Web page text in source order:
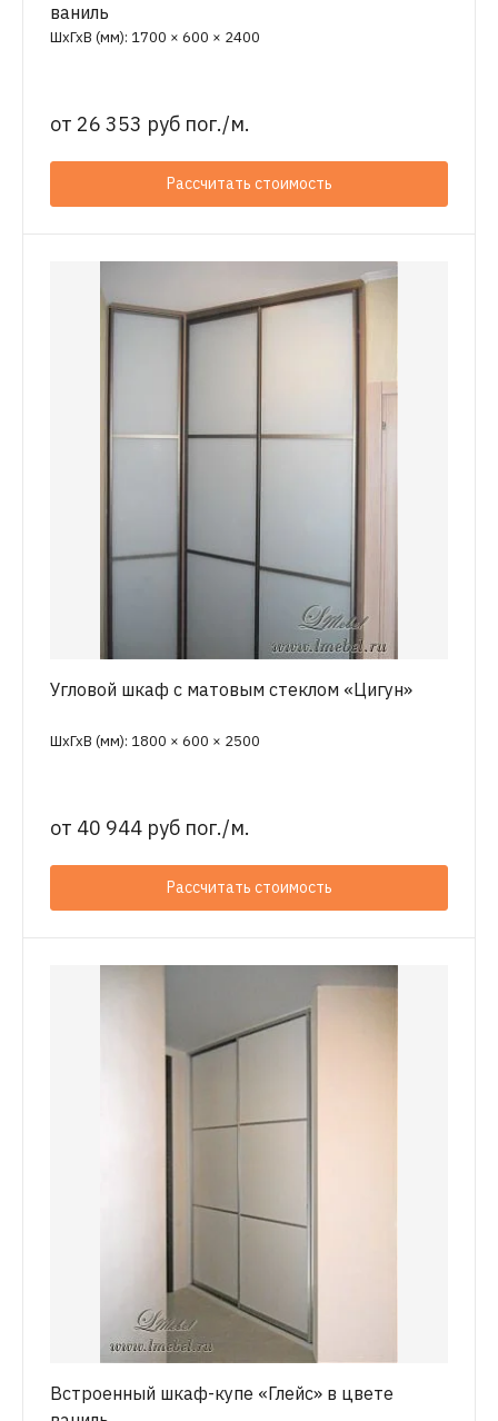
ваниль
ШхГхВ (мм): 1700 × 600 × 2400
от 26 353 руб пог./м.
Рассчитать стоимость
Угловой шкаф с матовым стеклом «Цигун»
ШхГхВ (мм): 1800 × 600 × 2500
от 40 944 руб пог./м.
Рассчитать стоимость
Встроенный шкаф-купе «Глейс» в цвете